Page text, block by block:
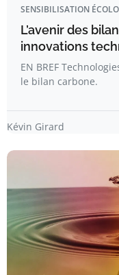
SENSIBILISATION
L’avenir des
innovations
EN BREF
le bilan carbone.
Kévin Girard